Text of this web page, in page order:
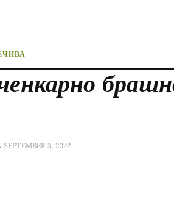
SEPTEMBER 3, 2022